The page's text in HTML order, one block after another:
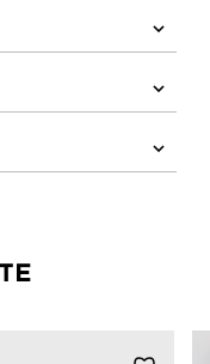
elastische
Diese
das